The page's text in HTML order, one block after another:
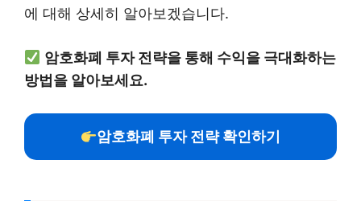
에 대해 상세히 알아보겠습니다.
암호화폐 투자 전략을 통해 수익을 극대화하는
방법을 알아보세요.
암호화폐 투자 전략 확인하기